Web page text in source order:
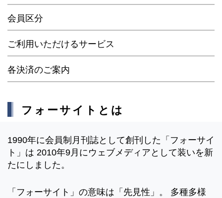
会員区分
ご利用いただけるサービス
各決済のご案内
フォーサイトとは
1990年に会員制月刊誌として創刊した「フォーサイ
ト」は 2010年9月にウェブメディアとして装いを新
たにしました。
「フォーサイト」の意味は「先見性」。 多種多様